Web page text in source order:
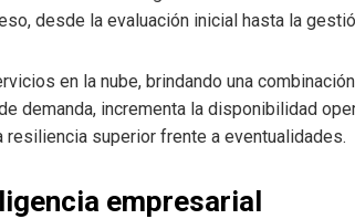
desde la evaluación inicial hasta la
en la nube, brindando una
demanda, incrementa la disponibilidad
superior frente a eventualidades.
empresarial